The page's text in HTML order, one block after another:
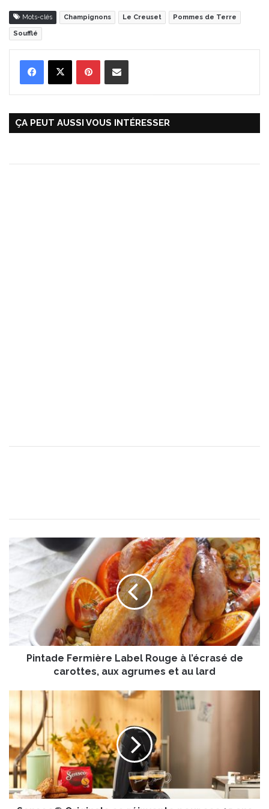
Mots-clés Champignons Le Creuset Pommes de Terre
Soufflé
ÇA PEUT AUSSI VOUS INTÉRESSER
P
n
a
d
e
e
e
L
a
b
e
R
Pintade Fermière Label Rouge à l’écrasé de
carottes, aux agrumes et au lard
S
e
n
s
e
o
®
r